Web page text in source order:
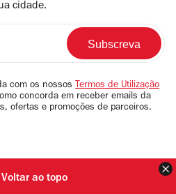
cidade.
com os nossos Termos de Utilização
concorda em receber emails da
ofertas e promoções de parceiros.
Voltar ao topo